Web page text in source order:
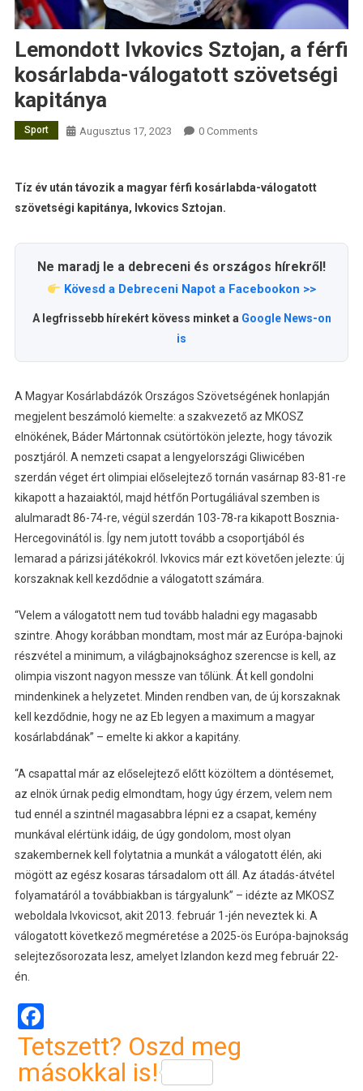
Lemondott Ivkovics Sztojan, a férfi
kosárlabda-válogatott szövetségi
kapitánya
Sport Augusztus 17, 2023 0 Comments
Tíz év után távozik a magyar férfi kosárlabda-válogatott
szövetségi kapitánya, Ivkovics Sztojan.
Ne maradj le a debreceni és országos hírekről!
Kövesd a Debreceni Napot a Facebookon >>
A legfrissebb hírekért kövess minket a Google News-on
is
A Magyar Kosárlabdázók Országos Szövetségének honlapján
megjelent beszámoló kiemelte: a szakvezető az MKOSZ
elnökének, Báder Mártonnak csütörtökön jelezte, hogy távozik
posztjáról. A nemzeti csapat a lengyelországi Gliwicében
szerdán véget ért olimpiai előselejtező tornán vasárnap 83-81-re
kikapott a hazaiaktól, majd hétfőn Portugáliával szemben is
alulmaradt 86-74-re, végül szerdán 103-78-ra kikapott Bosznia-
Hercegovinától is. Így nem jutott tovább a csoportjából és
lemarad a párizsi játékokról. Ivkovics már ezt követően jelezte: új
korszaknak kell kezdődnie a válogatott számára.
“Velem a válogatott nem tud tovább haladni egy magasabb
szintre. Ahogy korábban mondtam, most már az Európa-bajnoki
részvétel a minimum, a világbajnoksághoz szerencse is kell, az
olimpia viszont nagyon messze van tőlünk. Át kell gondolni
mindenkinek a helyzetet. Minden rendben van, de új korszaknak
kell kezdődnie, hogy ne az Eb legyen a maximum a magyar
kosárlabdának” – emelte ki akkor a kapitány.
“A csapattal már az előselejtező előtt közöltem a döntésemet,
az elnök úrnak pedig elmondtam, hogy úgy érzem, velem nem
tud ennél a szintnél magasabbra lépni ez a csapat, kemény
munkával elértünk idáig, de úgy gondolom, most olyan
szakembernek kell folytatnia a munkát a válogatott élén, aki
mögött az egész kosaras társadalom ott áll. Az átadás-átvétel
folyamatáról a továbbiakban is tárgyalunk” – idézte az MKOSZ
weboldala Ivkovicsot, akit 2013. február 1-jén neveztek ki. A
válogatott következő megméretése a 2025-ös Európa-bajnokság
selejtezősorozata lesz, amelyet Izlandon kezd meg február 22-
én.
Facebook
Tetszett? Oszd meg
másokkal is!